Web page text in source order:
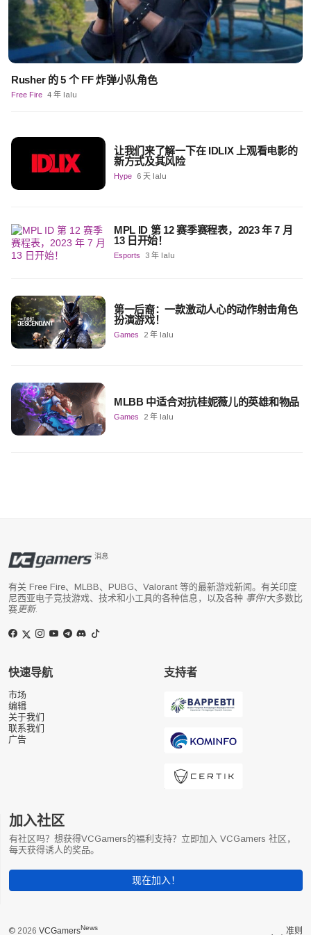
Rusher 的 5 个 FF 炸弹小队角色
Free Fire 4 年 lalu
让我们来了解一下在 IDLIX 上观看电影的
新方式及其风险
Hype 6 天 lalu
MPL ID 第 12 赛季赛程表，2023 年 7 月
13 日开始！
Esports 3 年 lalu
第一后裔：一款激动人心的动作射击角色
扮演游戏！
Games 2 年 lalu
MLBB 中适合对抗桂妮薇儿的英雄和物品
Games 2 年 lalu
消息
有关 Free Fire、MLBB、PUBG、Valorant 等的最新游戏新闻。有关印度
尼西亚电子竞技游戏、技术和小工具的各种信息，以及各种 事件/大多数比
赛 更新.
快速导航
市场
编辑
关于我们
联系我们
广告
支持者
加入社区
有社区吗？想获得VCGamers的福利支持？立即加入 VCGamers 社区，
每天获得诱人的奖品。
现在加入！
© 2026 VCGamersNews
准则